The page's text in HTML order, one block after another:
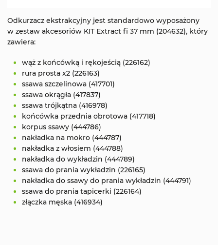
Odkurzacz ekstrakcyjny jest standardowo wyposażony
w zestaw akcesoriów KIT Extract fi 37 mm (204632), który
zawiera:
wąż z końcówką i rękojeścią (226162)
rura prosta x2 (226163)
ssawa szczelinowa (417701)
ssawa okrągła (417837)
ssawa trójkątna (416978)
końcówka przednia obrotowa (417718)
korpus ssawy (444786)
nakładka na mokro (444787)
nakładka z włosiem (444788)
nakładka do wykładzin (444789)
ssawa do prania wykładzin (226165)
nakładka do ssawy do prania wykładzin (444791)
ssawa do prania tapicerki (226164)
złączka męska (416934)